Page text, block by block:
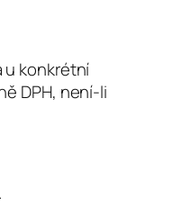
u konkrétní
DPH, není-li